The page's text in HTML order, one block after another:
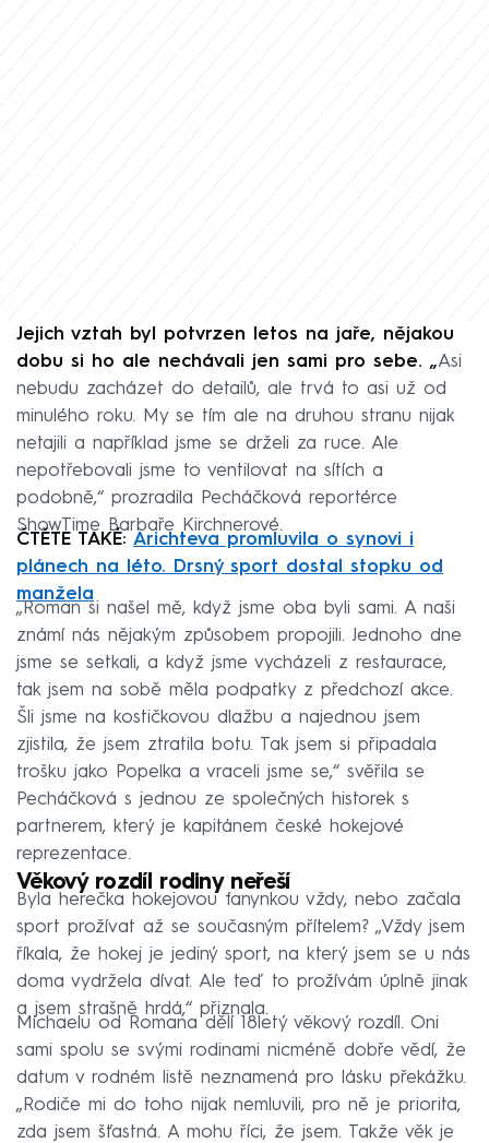
Jejich vztah byl potvrzen letos na jaře, nějakou
dobu si ho ale nechávali jen sami pro sebe. „Asi
nebudu zacházet do detailů, ale trvá to asi už od
minulého roku. My se tím ale na druhou stranu nijak
netajili a například jsme se drželi za ruce. Ale
nepotřebovali jsme to ventilovat na sítích a
podobně,“ prozradila Pecháčková reportérce
ShowTime Barbaře Kirchnerové.
ČTĚTE TAKÉ: Arichteva promluvila o synovi i
plánech na léto. Drsný sport dostal stopku od
manžela
„Roman si našel mě, když jsme oba byli sami. A naši
známí nás nějakým způsobem propojili. Jednoho dne
jsme se setkali, a když jsme vycházeli z restaurace,
tak jsem na sobě měla podpatky z předchozí akce.
Šli jsme na kostičkovou dlažbu a najednou jsem
zjistila, že jsem ztratila botu. Tak jsem si připadala
trošku jako Popelka a vraceli jsme se,“ svěřila se
Pecháčková s jednou ze společných historek s
partnerem, který je kapitánem české hokejové
reprezentace.
Věkový rozdíl rodiny neřeší
Byla herečka hokejovou fanynkou vždy, nebo začala
sport prožívat až se současným přítelem? „Vždy jsem
říkala, že hokej je jediný sport, na který jsem se u nás
doma vydržela dívat. Ale teď to prožívám úplně jinak
a jsem strašně hrdá,“ přiznala.
Michaelu od Romana dělí 18letý věkový rozdíl. Oni
sami spolu se svými rodinami nicméně dobře vědí, že
datum v rodném listě neznamená pro lásku překážku.
„Rodiče mi do toho nijak nemluvili, pro ně je priorita,
zda jsem šťastná. A mohu říci, že jsem. Takže věk je